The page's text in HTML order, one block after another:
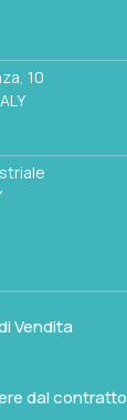
10
Vendita
dal contratto